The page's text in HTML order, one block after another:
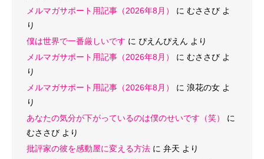
メルマガサポート用記事（2026年8月）
に むささび よ
り
僕は世界で一番厳しいです に ぴえんぴえん より
メルマガサポート用記事（2026年8月）
に むささび よ
り
メルマガサポート用記事（2026年8月）
に 浪花の女 よ
り
あなたの気分が下がっているのは僕のせいです（笑）
に
むささび より
批評家の彼を感動屋に変える方法 に 弁天 より